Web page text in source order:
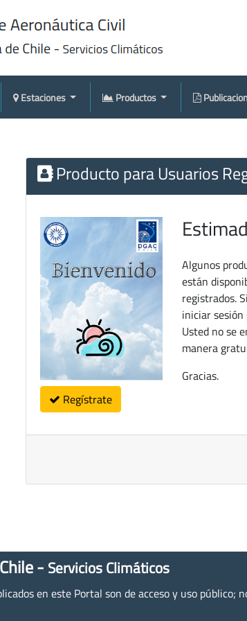
Estaciones Productos
Producto para Usuarios
Regístrate
Algunos
están
registrados.
iniciar
Usted no se
manera
Gracias.
- Servicios Climáticos
en este Portal son de acceso y uso público;